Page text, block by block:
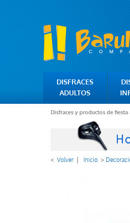
DISFRACES
ADULTOS
Disfraces y productos de
< Volver Inicio >